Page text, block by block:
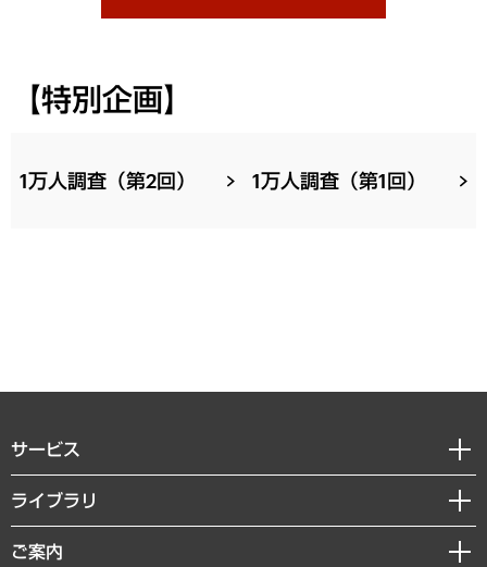
【特別企画】
1万人調査（第2回） 1万人調査（第1回）
サービス
経営戦略
組織・人事戦略
デジタルイノベーション
ライブラリ
経済調査
ご案内